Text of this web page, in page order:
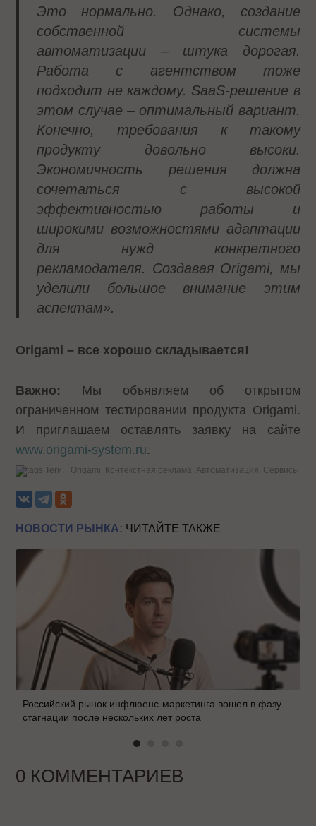
Это нормально. Однако, создание
собственной системы
автоматизации – штука дорогая.
Работа с агентством тоже
подходит не каждому. SaaS-решение в
этом случае – оптимальный вариант.
Конечно, требования к такому
продукту довольно высоки.
Экономичность решения должна
сочетаться с высокой
эффективностью работы и
широкими возможностями адаптации
для нужд конкретного
рекламодателя. Создавая Origami, мы
уделили большое внимание этим
аспектам».
Origami – все хорошо складывается!
Важно:
Мы объявляем об открытом
ограниченном тестировании продукта Origami.
И приглашаем оставлять заявку на сайте
www.origami-system.ru.
Теги: Origami Контекстная реклама Автоматизация Сервисы
НОВОСТИ РЫНКА: ЧИТАЙТЕ ТАКЖЕ
Российский рынок инфлюенс-маркетинга вошел в фазу
стагнации после нескольких лет роста
0 КОММЕНТАРИЕВ